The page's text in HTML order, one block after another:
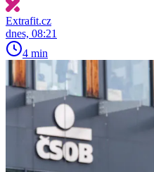
Extrafit.cz
dnes, 08:21
4 min